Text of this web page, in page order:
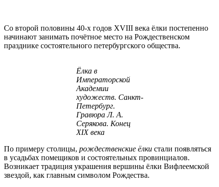
Со второй половины 40-х годов XVIII века ёлки постепенно
начинают занимать почётное место на Рождественском
празднике состоятельного петербургского общества.
Ёлка в
Императорской
Академии
художеств. Санкт-
Петербург.
Гравюра Л. А.
Серякова. Конец
XIX века
По примеру столицы, рождественские ёлки стали появляться
в усадьбах помещиков и состоятельных провинциалов.
Возникает традиция украшения вершины ёлки Вифлеемской
звездой, как главным символом Рождества.